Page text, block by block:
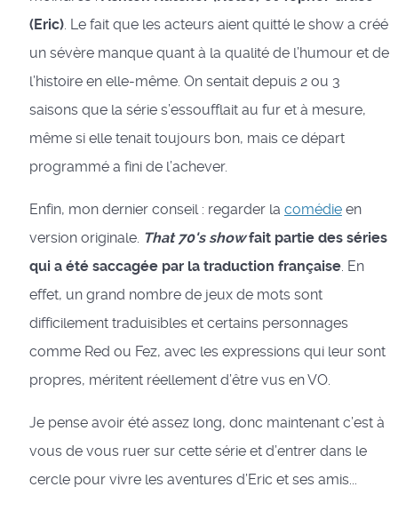
(Eric). Le fait que les acteurs aient quitté le show a créé
un sévère manque quant à la qualité de l’humour et de
l’histoire en elle-même. On sentait depuis 2 ou 3
saisons que la série s’essoufflait au fur et à mesure,
même si elle tenait toujours bon, mais ce départ
programmé a fini de l’achever.
Enfin, mon dernier conseil : regarder la comédieen
version originale. That 70's showfait partie des séries
qui a été saccagée par la traduction française. En
effet, un grand nombre de jeux de mots sont
difficilement traduisibles et certains personnages
comme Red ou Fez, avec les expressions qui leur sont
propres, méritent réellement d’être vus en VO.
Je pense avoir été assez long, donc maintenant c’est à
vous de vous ruer sur cette série et d’entrer dans le
cercle pour vivre les aventures d’Eric et ses amis...